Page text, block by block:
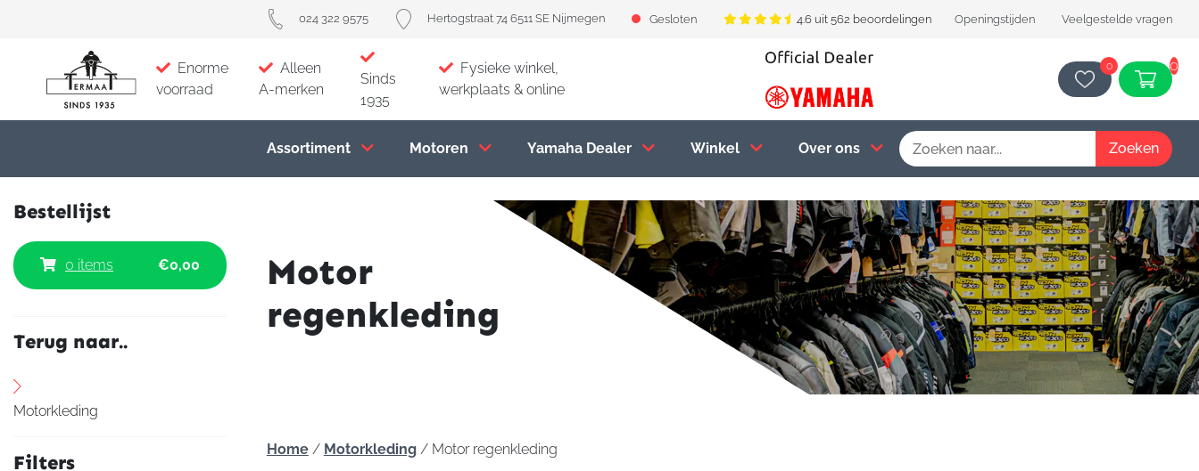
024 322 9575 Hertogstraat 74 6511 SE Nijmegen Gesloten 4.6 uit 562 beoordelingen Openingstijden Veelgestelde vragen
Enorme
voorraad
Alleen
A-merken
Sinds
1935
Fysieke winkel,
werkplaats & online
0 0
Assortiment Motoren Yamaha Dealer Winkel Over ons
Bestellijst
0 items €0,00
Terug naar..
Motorkleding
Filters
Motor
regenkleding
Home/ Motorkleding/ Motor regenkleding